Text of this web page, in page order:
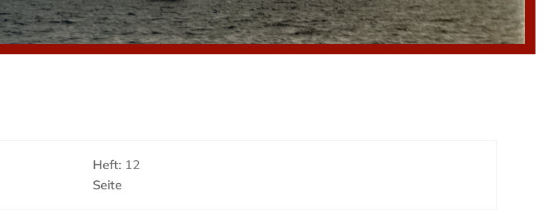
Heft:12
Seite